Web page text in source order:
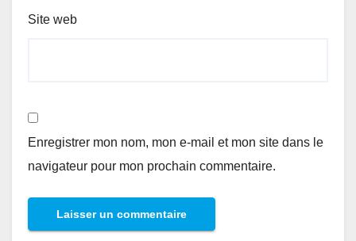
Site web
Enregistrer mon nom, mon e-mail et mon site dans le
navigateur pour mon prochain commentaire.